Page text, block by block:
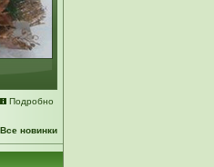
Подробно
Все новинки